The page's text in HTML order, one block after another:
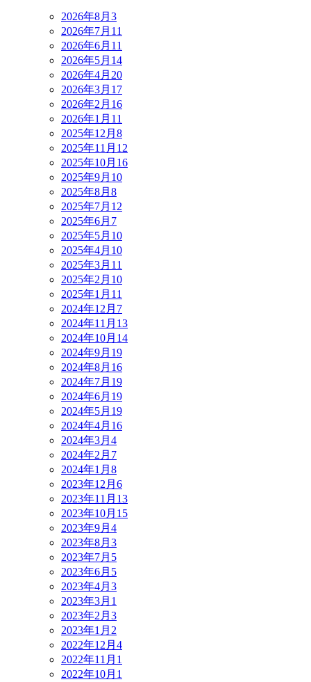
2026年8月 3
2026年7月 11
2026年6月 11
2026年5月 14
2026年4月 20
2026年3月 17
2026年2月 16
2026年1月 11
2025年12月 8
2025年11月 12
2025年10月 16
2025年9月 10
2025年8月 8
2025年7月 12
2025年6月 7
2025年5月 10
2025年4月 10
2025年3月 11
2025年2月 10
2025年1月 11
2024年12月 7
2024年11月 13
2024年10月 14
2024年9月 19
2024年8月 16
2024年7月 19
2024年6月 19
2024年5月 19
2024年4月 16
2024年3月 4
2024年2月 7
2024年1月 8
2023年12月 6
2023年11月 13
2023年10月 15
2023年9月 4
2023年8月 3
2023年7月 5
2023年6月 5
2023年4月 3
2023年3月 1
2023年2月 3
2023年1月 2
2022年12月 4
2022年11月 1
2022年10月 1